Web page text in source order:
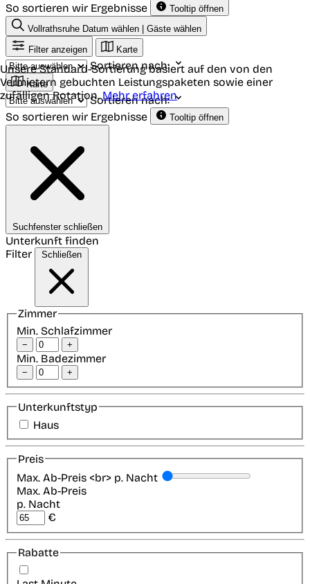
So sortieren wir Ergebnisse
Tooltip öffnen
Vollrathsruhe Datum wählen | Gäste wählen
Filter anzeigen
Karte
Sortieren nach:
Karte
Sortieren nach:
So sortieren wir Ergebnisse
Tooltip öffnen
Unsere Standard-Sortierung basiert auf den von den
Vermietern gebuchten Leistungspaketen sowie einer
zufälligen Rotation.Mehr erfahren
Suchfenster schließen
Unterkunft finden
Filter
Schließen
Zimmer
Min. Schlafzimmer
− +
Min. Badezimmer
− +
Unterkunftstyp
Haus
Preis
Max. Ab-Preis <br> p. Nacht
Max. Ab-Preis
p. Nacht
€
Rabatte